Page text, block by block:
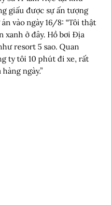
giấu được sự ấn tượng
vào ngày 16/8: “Tôi thật
xanh ở đây. Hồ bơi Địa
resort 5 sao. Quan
ty tôi 10 phút đi xe, rất
ngày.”